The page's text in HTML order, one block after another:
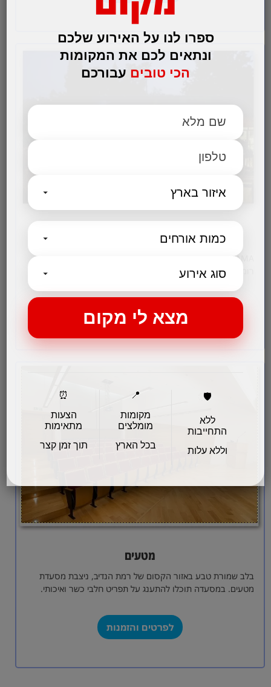
אדמה בקתה קולינרית
רומנטי ומעוצב לחגיגות אירועים משפחתיים ועסקיים - עם כל
יתרונות הגורמה של החללים הגדולים,…
לפרטים והזמנות
מטעים
בלב שמורת טבע באזור הקסום של רמת הנדיב, ניצבת מסעדת
מטעים. במסעדה תוכלו להתענג על תפריט חלבי כשר ואיכותי.
לפרטים והזמנות
ספרו לנו על האירוע שלכם
ונתאים לכם את המקומות
הכי טובים עבורכם
🛡️
ללא
התחייבות
וללא עלות
📍
מקומות
מומלצים
בכל הארץ
⏰
הצעות
מתאימות
תוך זמן קצר